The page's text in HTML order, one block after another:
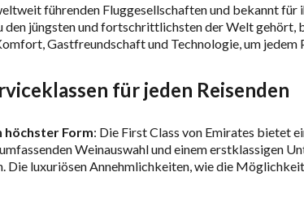
führenden Fluggesellschaften und bekannt für
jüngsten und fortschrittlichsten der Welt gehört,
Gastfreundschaft und Technologie, um jedem
für jeden Reisenden
höchster Form: Die First Class von Emirates bietet
Weinauswahl und einem erstklassigen
Die luxuriösen Annehmlichkeiten, wie die